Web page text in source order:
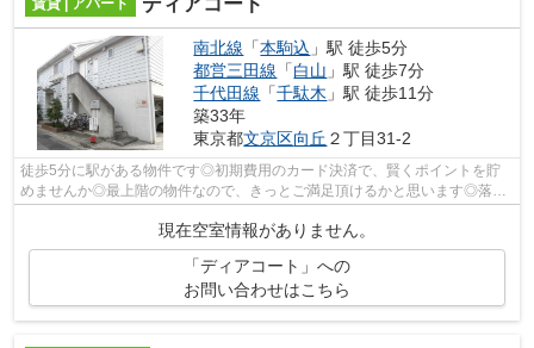
賃貸 | アパート
南北線 「本駒込 」駅 徒歩5分
都営三田線 「白山 」駅 徒歩7分
千代田線 「千駄木 」駅 徒歩11分
築33年
東京都文京区向丘 ２丁目31-2
徒歩5分に駅がある物件です◎初期費用のカード決済で、賢くポイントを貯
めませんか◎最上階の物件なので、きっとご満足頂けるかと思います◎落ち
現在空室情報がありません。
「ディアコート」への
お問い合わせはこちら